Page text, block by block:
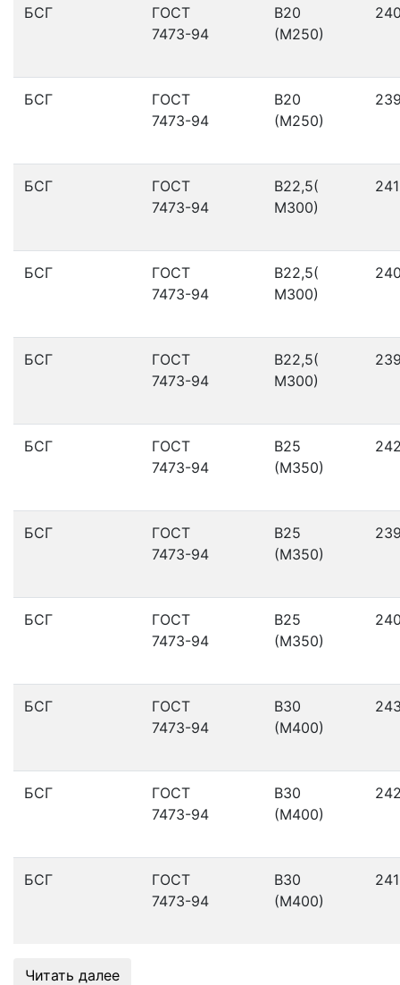
БСГ
ГОСТ
7473-94
В20
(М250)
БСГ
ГОСТ
7473-94
В20
(М250)
БСГ
ГОСТ
7473-94
В22,5(
М300)
БСГ
ГОСТ
7473-94
В22,5(
М300)
БСГ
ГОСТ
7473-94
В22,5(
М300)
БСГ
ГОСТ
7473-94
В25
(М350)
БСГ
ГОСТ
7473-94
В25
(М350)
БСГ
ГОСТ
7473-94
В25
(М350)
БСГ
ГОСТ
7473-94
В30
(М400)
БСГ
ГОСТ
7473-94
В30
(М400)
БСГ
ГОСТ
7473-94
В30
(М400)
Читать далее